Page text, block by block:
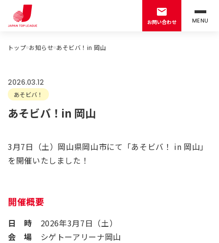
お問い合わせ MENU
トップ お知らせ あそビバ！in 岡山
2026.03.12
あそビバ！
あそビバ！in 岡山
3月7日（土）岡山県岡山市にて「あそビバ！ in 岡山」
を開催いたしました！
開催概要
日 時 2026年3月7日（土）
会 場 シゲトーアリーナ岡山